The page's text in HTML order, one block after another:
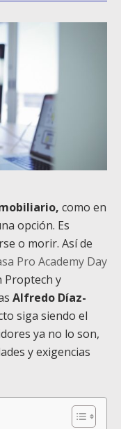
como en
opción. Es
o morir. Así de
Pro Academy Day
Proptech y
Alfredo Díaz-
siga siendo el
ya no lo son,
y exigencias